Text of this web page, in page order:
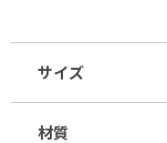
サイズ
材質